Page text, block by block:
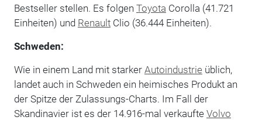
Bestseller stellen. Es folgen Toyota Corolla (41.721
Einheiten) und RenaultClio (36.444 Einheiten).
Schweden:
Wie in einem Land mit starker Autoindustrie üblich,
landet auch in Schweden ein heimisches Produkt an
der Spitze der Zulassungs-Charts. Im Fall der
Skandinavier ist es der 14.916-mal verkaufte Volvo